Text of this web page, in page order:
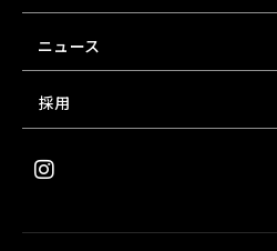
ニュース
採用
n
s
a